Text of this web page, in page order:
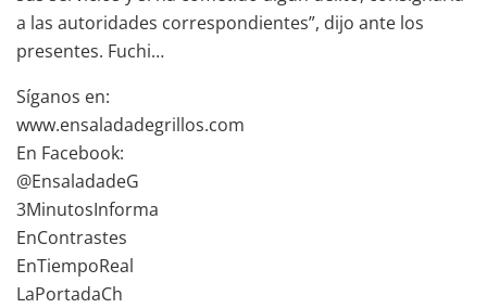
a las autoridades correspondientes”, dijo ante los
presentes. Fuchi…
Síganos en:
www.ensaladadegrillos.com
En Facebook:
@EnsaladadeG
3MinutosInforma
EnContrastes
EnTiempoReal
LaPortadaCh